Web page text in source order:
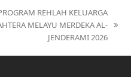
REHLAH KELUARGA
MELAYU MERDEKA AL-
JENDERAMI 2026